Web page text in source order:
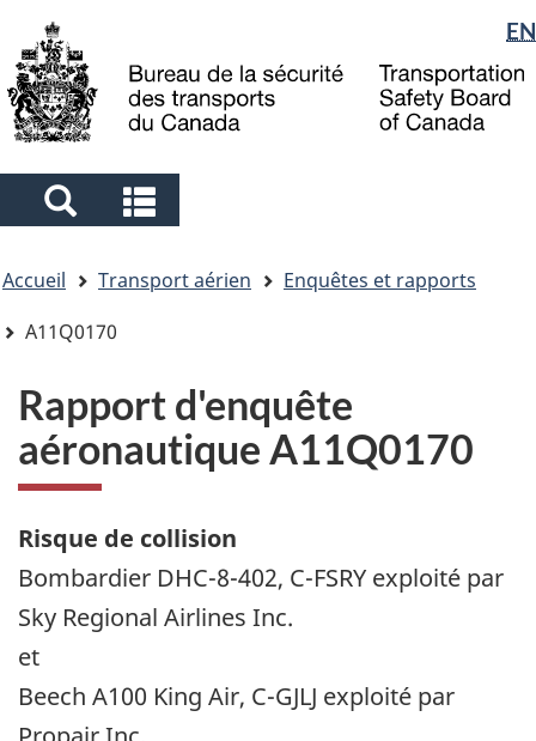
to
main
to
"About
government"
à
la
Sélection
de
la
langue
EN
Search
and
menus
and
menus
êtes
ici
Accueil Transport aérien
Enquêtes et rapports
A11Q0170
Rapport d'enquête
aéronautique A11Q0170
Risque de collision
Bombardier DHC-8-402, C-FSRY exploité par
Sky Regional Airlines Inc.
et
Beech A100 King Air, C-GJLJ exploité par